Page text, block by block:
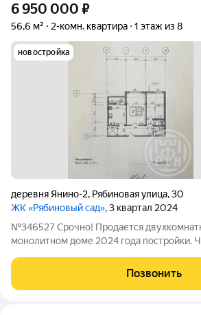
6 950 000 ₽
56,6 м² 2-комн. квартира 1 этаж из 8
новостройка
деревня Янино-2, Рябиновая улица,30
ЖК «Рябиновый сад», 3 квартал 2024
№346527 Срочно! Продается
монолитном доме 2024 года постройки.
вместительная гардеробная и просторная
Установлены счетчики на горячую,
Позвонить